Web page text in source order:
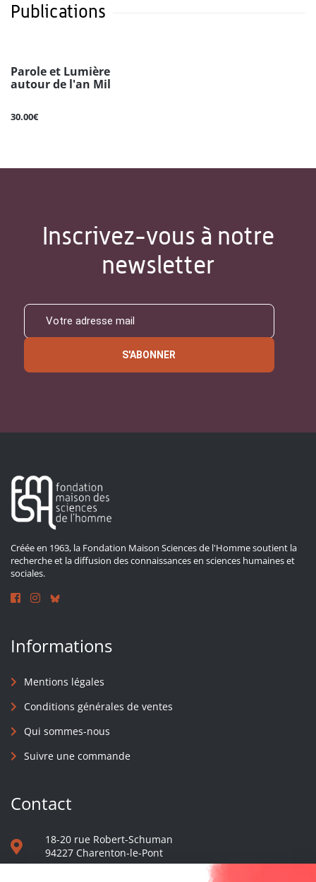
Publications
Parole et Lumière
autour de l'an Mil
30.00€
Inscrivez-vous à notre
newsletter
S'ABONNER
Créée en 1963, la Fondation Maison Sciences de l'Homme soutient la
recherche et la diffusion des connaissances en sciences humaines et
sociales.
Informations
Mentions légales
Conditions générales de ventes
Qui sommes-nous
Suivre une commande
Contact
18-20 rue Robert-Schuman
94227 Charenton-le-Pont